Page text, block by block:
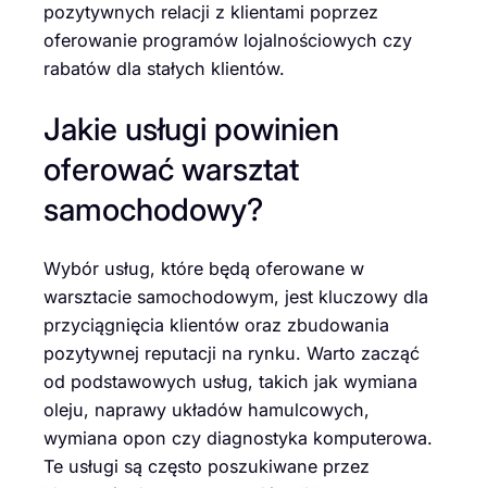
pozytywnych relacji z klientami poprzez
oferowanie programów lojalnościowych czy
rabatów dla stałych klientów.
Jakie usługi powinien
oferować warsztat
samochodowy?
Wybór usług, które będą oferowane w
warsztacie samochodowym, jest kluczowy dla
przyciągnięcia klientów oraz zbudowania
pozytywnej reputacji na rynku. Warto zacząć
od podstawowych usług, takich jak wymiana
oleju, naprawy układów hamulcowych,
wymiana opon czy diagnostyka komputerowa.
Te usługi są często poszukiwane przez